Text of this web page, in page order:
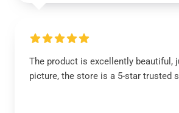
The product is excellently beautiful,
picture, the store is a 5-star trusted